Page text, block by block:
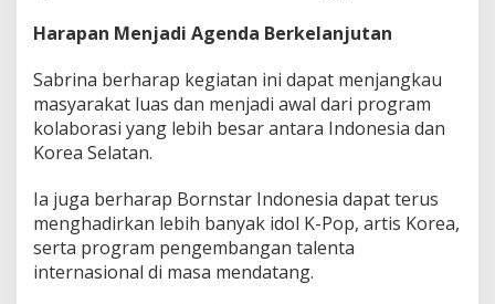
Harapan Menjadi Agenda Berkelanjutan
Sabrina berharap kegiatan ini dapat menjangkau
masyarakat luas dan menjadi awal dari program
kolaborasi yang lebih besar antara Indonesia dan
Korea Selatan.
Ia juga berharap Bornstar Indonesia dapat terus
menghadirkan lebih banyak idol K-Pop, artis Korea,
serta program pengembangan talenta
internasional di masa mendatang.